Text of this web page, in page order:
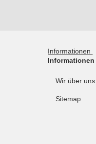
Informationen
Informationen
Wir über uns
Sitemap